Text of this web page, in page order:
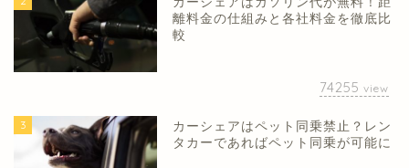
離料金の仕組みと各社料金を徹底比
較
74255 view
3
カーシェアはペット同乗禁止？レン
タカーであればペット同乗が可能に